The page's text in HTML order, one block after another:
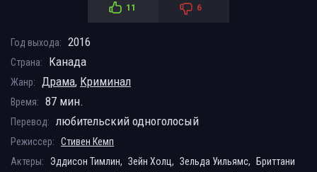
11 6
Год выхода: 2016
Страна: Канада
Жанр: Драма, Криминал
Время: 87 мин.
Перевод: любительский одноголосый
Режиссер:
Стивен Кемп
Актеры:
Эддисон Тимлин, Зейн Холц, Зельда Уильямс,
Бриттани